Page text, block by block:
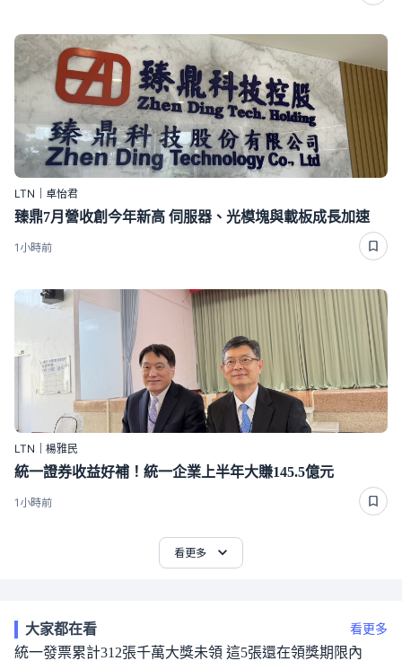
LTN｜卓怡君
臻鼎7月營收創今年新高 伺服器、光模塊與載板成長加速
1小時前
LTN｜楊雅民
統一證券收益好補！統一企業上半年大賺145.5億元
1小時前
看更多
大家都在看 看更多
統一發票累計312張千萬大獎未領 這5張還在領獎期限內